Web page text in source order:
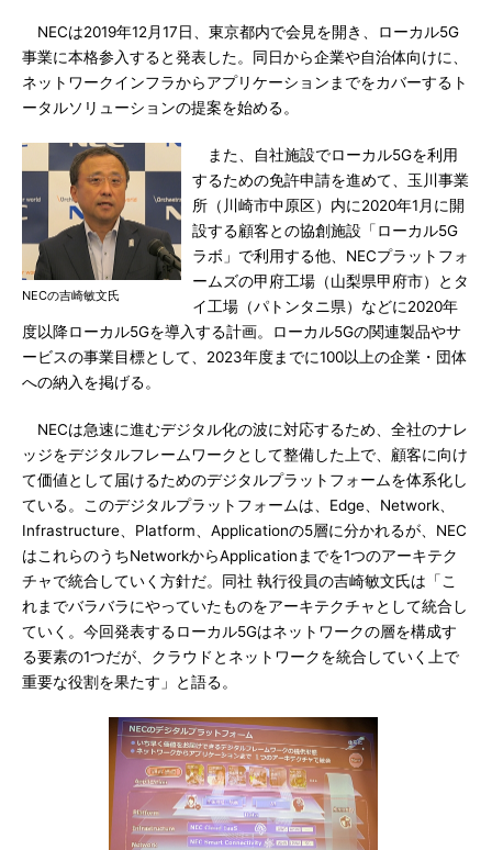
NECは2019年12月17日、東京都内で会見を開き、ローカル5G
事業に本格参入すると発表した。同日から企業や自治体向けに、
ネットワークインフラからアプリケーションまでをカバーするト
ータルソリューションの提案を始める。
NECの吉崎敏文氏
また、自社施設でローカル5Gを利用
するための免許申請を進めて、玉川事業
所（川崎市中原区）内に2020年1月に開
設する顧客との協創施設「ローカル5G
ラボ」で利用する他、NECプラットフォ
ームズの甲府工場（山梨県甲府市）とタ
イ工場（パトンタニ県）などに2020年
度以降ローカル5Gを導入する計画。ローカル5Gの関連製品やサ
ービスの事業目標として、2023年度までに100以上の企業・団体
への納入を掲げる。
NECは急速に進むデジタル化の波に対応するため、全社のナレ
ッジをデジタルフレームワークとして整備した上で、顧客に向け
て価値として届けるためのデジタルプラットフォームを体系化し
ている。このデジタルプラットフォームは、Edge、Network、
Infrastructure、Platform、Applicationの5層に分かれるが、NEC
はこれらのうちNetworkからApplicationまでを1つのアーキテク
チャで統合していく方針だ。同社 執行役員の吉崎敏文氏は「こ
れまでバラバラにやっていたものをアーキテクチャとして統合し
ていく。今回発表するローカル5Gはネットワークの層を構成す
る要素の1つだが、クラウドとネットワークを統合していく上で
重要な役割を果たす」と語る。